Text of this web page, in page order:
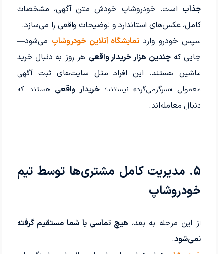
جذاب است. خودروشاپ خودش متن آگهی، مشخصات
کامل، عکس‌های استاندارد و توضیحات واقعی را می‌سازد.
سپس خودرو وارد نمایشگاه آنلاین خودروشاپ می‌شود—
جایی کهچندین هزار خریدار واقعی هر روز به دنبال خرید
ماشین هستند. این افراد مثل سایت‌های ثبت آگهی
معمولی «سرگرمی‌گرد» نیستند؛ خریدار واقعی هستند که
دنبال معامله‌اند.
5. مدیریت کامل مشتری‌ها توسط تیم
خودروشاپ
از این مرحله به بعد، هیچ تماسی با شما مستقیم گرفته
نمی‌شود.